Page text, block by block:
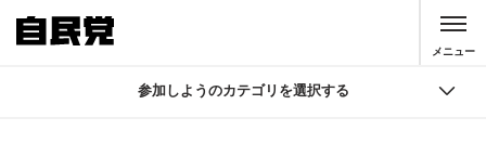
メニュー
参加しようのカテゴリを選択する